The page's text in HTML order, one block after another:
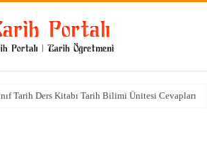
Tarih Ders Kitabı Tarih Bilimi Ünitesi Cevapları